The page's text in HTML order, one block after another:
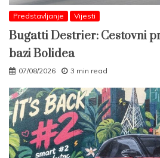
Predstavljanje Vijesti
Bugatti Destrier: Cestovni
bazi Bolidea
07/08/2026 3 min read